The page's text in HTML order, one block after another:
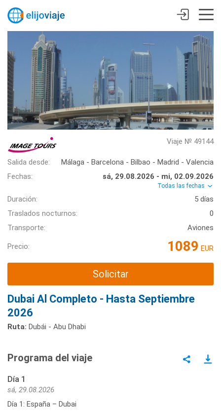
Viaje № 49144
Salida desde:
Málaga - Barcelona - Bilbao - Madrid - Valencia
Fechas:
sá, 29.08.2026 - mi, 02.09.2026
Todas las fechas
Duración:
5 días
Traslados nocturnos:
0
Transporte:
Aviones
Precio: 1089 EUR
Solicitar
Dubai Al Completo - Hasta Septiembre
2026
Ruta: Dubái - Abu Dhabi
Programa del viaje
Día 1
sá, 29.08.2026
Día 1: España – Dubai